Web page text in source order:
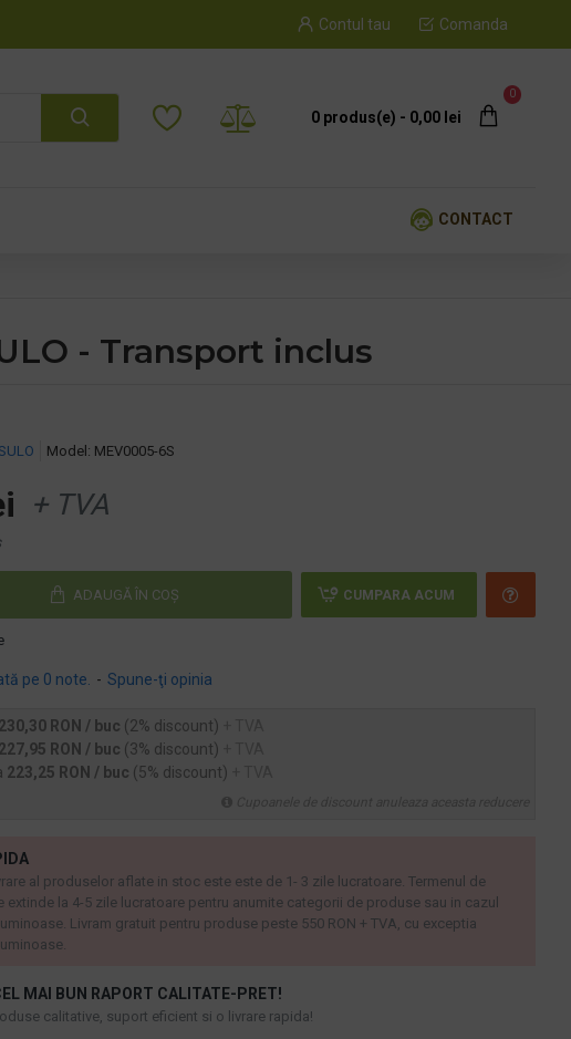
Contul tau Comanda
0 produs(e) - 0,00 lei
0
CONTACT
- Transport inclus
Model: MEV0005-6S
pe 0 note. - Spune-ţi opinia
+ TVA
ADAUGĂ ÎN COŞ CUMPARA ACUM
230,30 RON / buc (2% discount)
227,95 RON / buc (3% discount)
223,25 RON / buc (5% discount)
MAI BUN RAPORT CALITATE-PRET!
calitative, suport eficient si o livrare rapida!
al produselor aflate in stoc este este de 1- 3 zile lucratoare. Termenul de
extinde la 4-5 zile lucratoare pentru anumite categorii de produse sau in cazul
Livram gratuit pentru produse peste 550 RON + TVA, cu exceptia